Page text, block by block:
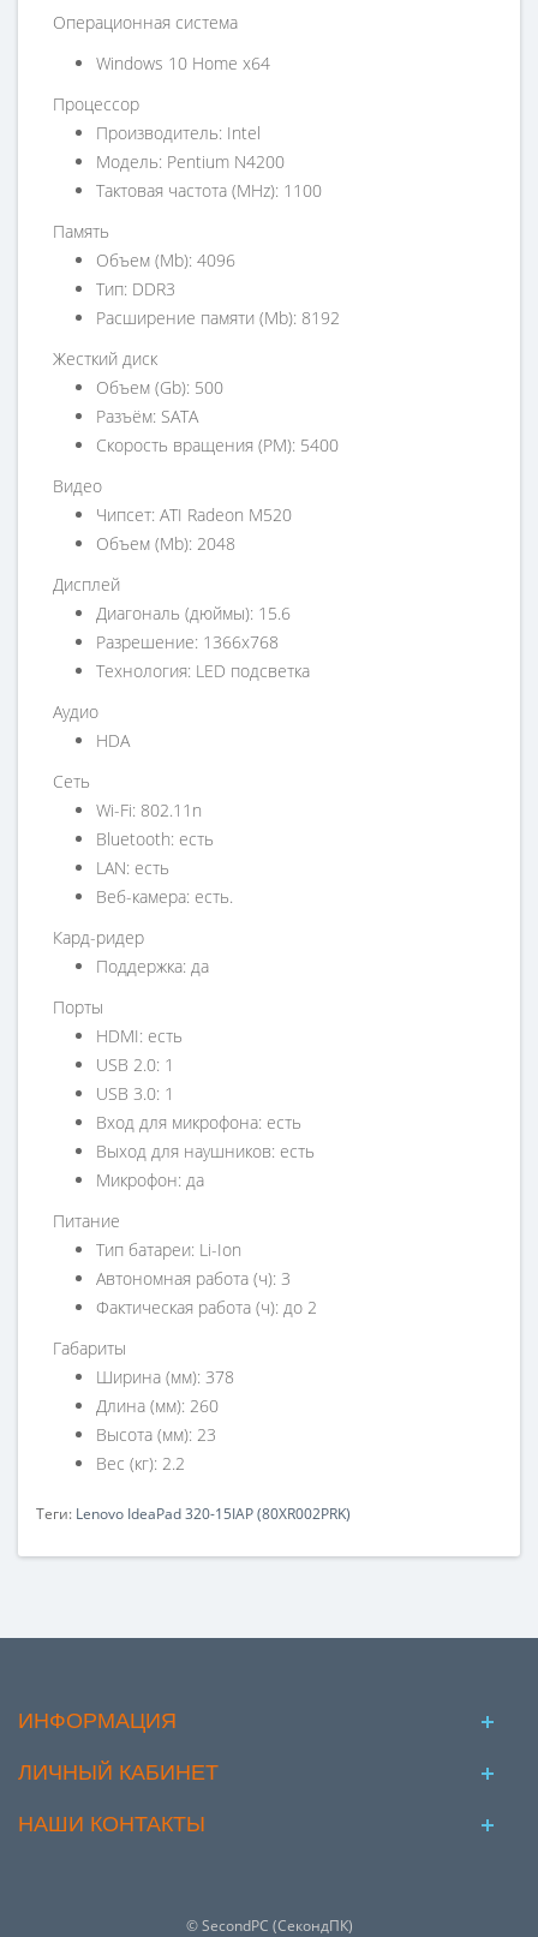
Операционная система
Windows 10 Home x64
Процессор
Производитель: Intel
Модель: Pentium N4200
Тактовая частота (MHz): 1100
Память
Объем (Mb): 4096
Тип: DDR3
Расширение памяти (Mb): 8192
Жесткий диск
Объем (Gb): 500
Разъём: SATA
Скорость вращения (РМ): 5400
Видео
Чипсет: ATI Radeon M520
Объем (Mb): 2048
Дисплей
Диагональ (дюймы): 15.6
Разрешение: 1366x768
Технология: LED подсветка
Аудио
HDA
Сеть
Wi-Fi: 802.11n
Bluetooth: есть
LAN: есть
Веб-камера: есть.
Кард-ридер
Поддержка: да
Порты
HDMI: есть
USB 2.0: 1
USB 3.0: 1
Вход для микрофона: есть
Выход для наушников: есть
Микрофон: да
Питание
Тип батареи: Li-Ion
Автономная работа (ч): 3
Фактическая работа (ч): до 2
Габариты
Ширина (мм): 378
Длина (мм): 260
Высота (мм): 23
Вес (кг): 2.2
Теги: Lenovo IdeaPad 320-15IAP (80XR002PRK)
ИНФОРМАЦИЯ
ЛИЧНЫЙ КАБИНЕТ
НАШИ КОНТАКТЫ
© SecondPC (СекондПК)